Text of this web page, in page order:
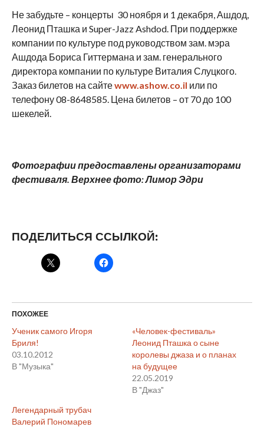
Не забудьте – концерты 30 ноября и 1 декабря, Ашдод,
Леонид Пташка и Super-Jazz Ashdod. При поддержке
компании по культуре под руководством зам. мэра
Ашдода Бориса Гиттермана и зам. генерального
директора компании по культуре Виталия Слуцкого.
Заказ билетов на сайтеwww.ashow.co.il или по
телефону 08-8648585. Цена билетов – от 70 до 100
шекелей.
Фотографии предоставлены организаторами
фестиваля. Верхнее фото: Лимор Эдри
ПОДЕЛИТЬСЯ ССЫЛКОЙ:
ПОХОЖЕЕ
Ученик самого Игоря
Бриля!
03.10.2012
В "Музыка"
«Человек-фестиваль»
Леонид Пташка о сыне
королевы джаза и о планах
на будущее
22.05.2019
В "Джаз"
Легендарный трубач
Валерий Пономарев